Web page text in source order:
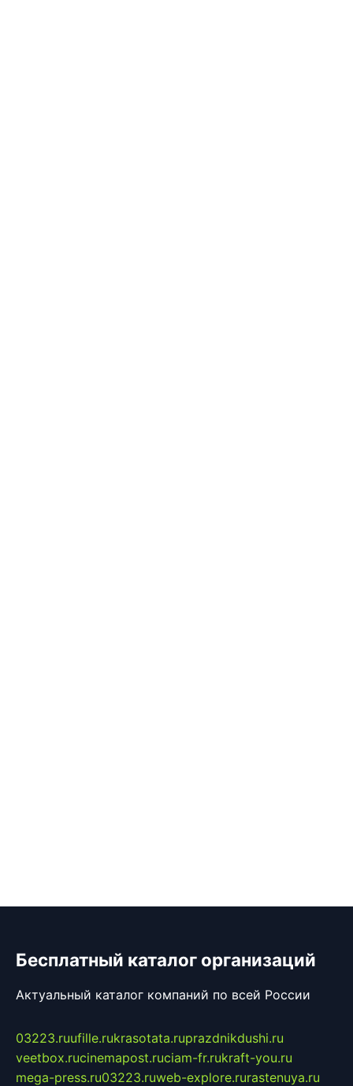
Бесплатный каталог организаций
Актуальный каталог компаний по всей России
03223.ruufille.rukrasotata.ruprazdnikdushi.ru
veetbox.rucinemapost.ruciam-fr.rukraft-you.ru
mega-press.ru03223.ruweb-explore.rurastenuya.ru